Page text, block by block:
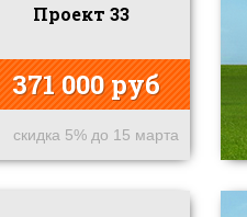
Проект 33
371 000 руб
скидка 5% до 15 марта